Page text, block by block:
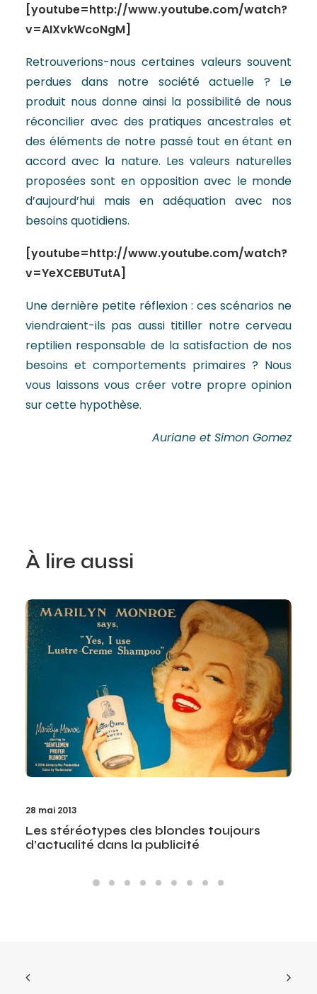
[youtube=http://www.youtube.com/watch?
v=AIXvkWcoNgM]
Retrouverions-nous certaines valeurs souvent
perdues dans notre société actuelle ? Le
produit nous donne ainsi la possibilité de nous
réconcilier avec des pratiques ancestrales et
des éléments de notre passé tout en étant en
accord avec la nature. Les valeurs naturelles
proposées sont en opposition avec le monde
d’aujourd’hui mais en adéquation avec nos
besoins quotidiens.
[youtube=http://www.youtube.com/watch?
v=YeXCEBUTutA]
Une dernière petite réflexion : ces scénarios ne
viendraient-ils pas aussi titiller notre cerveau
reptilien responsable de la satisfaction de nos
besoins et comportements primaires ? Nous
vous laissons vous créer votre propre opinion
sur cette hypothèse.
Auriane et Simon Gomez
À lire aussi
28 mai 2013
Les stéréotypes des blondes toujours
d’actualité dans la publicité